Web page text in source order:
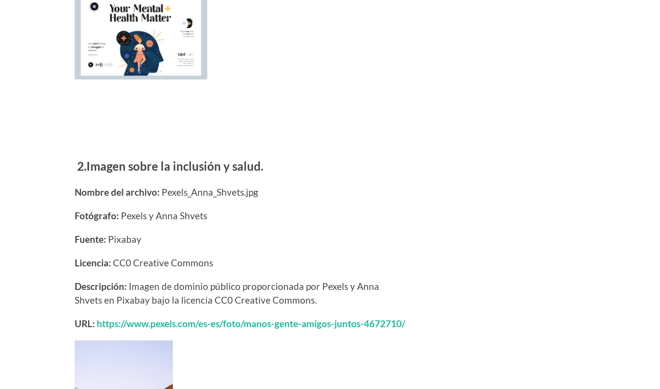
2.Imagen sobre la inclusión y salud.
Nombre del archivo: Pexels_Anna_Shvets.jpg
Fotógrafo: Pexels y Anna Shvets
Fuente: Pixabay
Licencia: CC0 Creative Commons
Descripción: Imagen de dominio público proporcionada por Pexels y Anna
Shvets en Pixabay bajo la licencia CC0 Creative Commons.
URL: https://www.pexels.com/es-es/foto/manos-gente-amigos-juntos-4672710/